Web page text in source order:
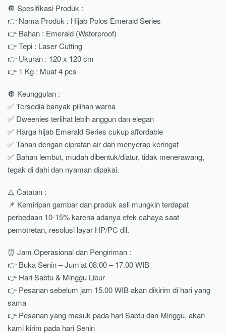
🔘 Spesifikasi Produk :
👉 Nama Produk : Hijab Polos Emerald Series
👉 Bahan : Emerald (Waterproof)
👉 Tepi : Laser Cutting
👉 Ukuran : 120 x 120 cm
👉 1 Kg : Muat 4 pcs
🔘 Keunggulan :
✅ Tersedia banyak pilihan warna
✅ Dweenies terlihat lebih anggun dan elegan
✅ Harga hijab Emerald Series cukup affordable
✅ Tahan dengan cipratan air dan menyerap keringat
✅ Bahan lembut, mudah dibentuk/diatur, tidak menerawang,
tegak di dahi dan nyaman dipakai.
⚠️ Catatan :
📌 Kemiripan gambar dan produk asli mungkin terdapat
perbedaan 10-15% karena adanya efek cahaya saat
pemotretan, resolusi layar HP/PC dll.
⏰ Jam Operasional dan Pengiriman :
👉 Buka Senin – Jum’at 08.00 – 17.00 WIB
👉 Hari Sabtu & Minggu Libur
👉 Pesanan sebelum jam 15.00 WIB akan dikirim di hari yang
sama
👉 Pesanan yang masuk pada hari Sabtu dan Minggu, akan
kami kirim pada hari Senin